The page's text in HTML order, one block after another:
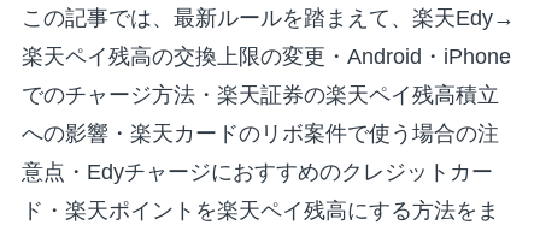
この記事では、最新ルールを踏まえて、楽天Edy→
楽天ペイ残高の交換上限の変更・Android・iPhone
でのチャージ方法・楽天証券の楽天ペイ残高積立
への影響・楽天カードのリボ案件で使う場合の注
意点・Edyチャージにおすすめのクレジットカー
ド・楽天ポイントを楽天ペイ残高にする方法をま